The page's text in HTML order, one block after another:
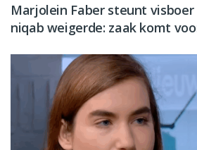
Marjolein Faber steunt
niqab weigerde: zaak komt